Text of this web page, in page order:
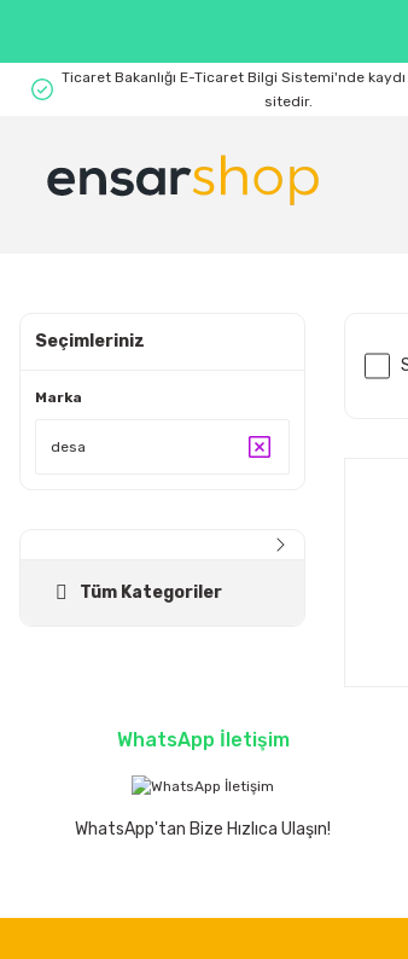
Ticaret Bakanlığı E-Ticaret Bilgi Sistemi'nde
sitedir.
Seçimleriniz
Marka
desa
Tüm Kategoriler
WhatsApp İletişim
WhatsApp'tan Bize Hızlıca Ulaşın!